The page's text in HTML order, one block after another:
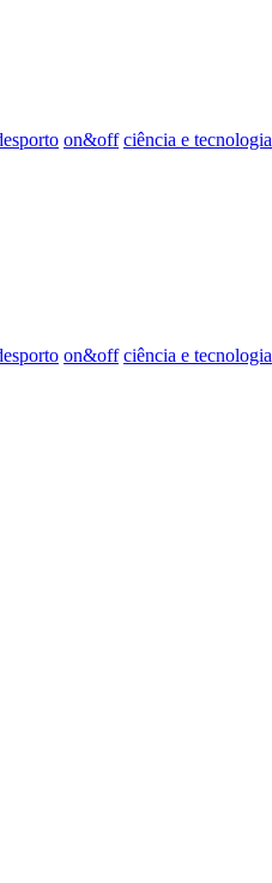
on&off ciência e tecnologia
on&off ciência e tecnologia